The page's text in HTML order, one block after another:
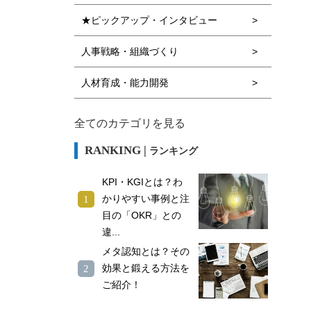
★ピックアップ・インタビュー
人事戦略・組織づくり
人材育成・能力開発
全てのカテゴリを見る
ランキング
KPI・KGIとは？わ
かりやすい事例と注
目の「OKR」との
違...
メタ認知とは？その
効果と鍛える方法を
ご紹介！